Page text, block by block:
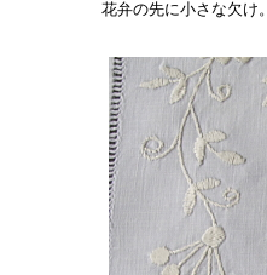
花弁の先に小さな欠け。